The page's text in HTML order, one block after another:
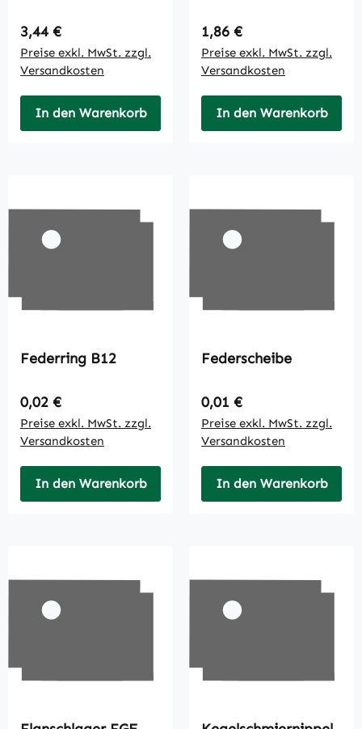
Regulärer Preis:
3,44 €
Preise exkl. MwSt. zzgl.
Versandkosten
In den Warenkorb
Regulärer Preis:
1,86 €
Preise exkl. MwSt. zzgl.
Versandkosten
In den Warenkorb
Federring B12
Regulärer Preis:
0,02 €
Preise exkl. MwSt. zzgl.
Versandkosten
In den Warenkorb
Federscheibe
Regulärer Preis:
0,01 €
Preise exkl. MwSt. zzgl.
Versandkosten
In den Warenkorb